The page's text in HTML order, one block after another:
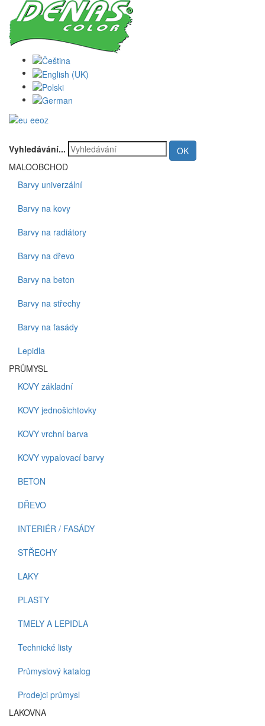
Vyhledávání...
OK
MALOOBCHOD
Barvy univerzální
Barvy na kovy
Barvy na radiátory
Barvy na dřevo
Barvy na beton
Barvy na střechy
Barvy na fasády
Lepidla
PRŮMYSL
KOVY základní
KOVY jednošichtovky
KOVY vrchní barva
KOVY vypalovací barvy
BETON
DŘEVO
INTERIÉR / FASÁDY
STŘECHY
LAKY
PLASTY
TMELY A LEPIDLA
Technické listy
Průmyslový katalog
Prodejci průmysl
LAKOVNA